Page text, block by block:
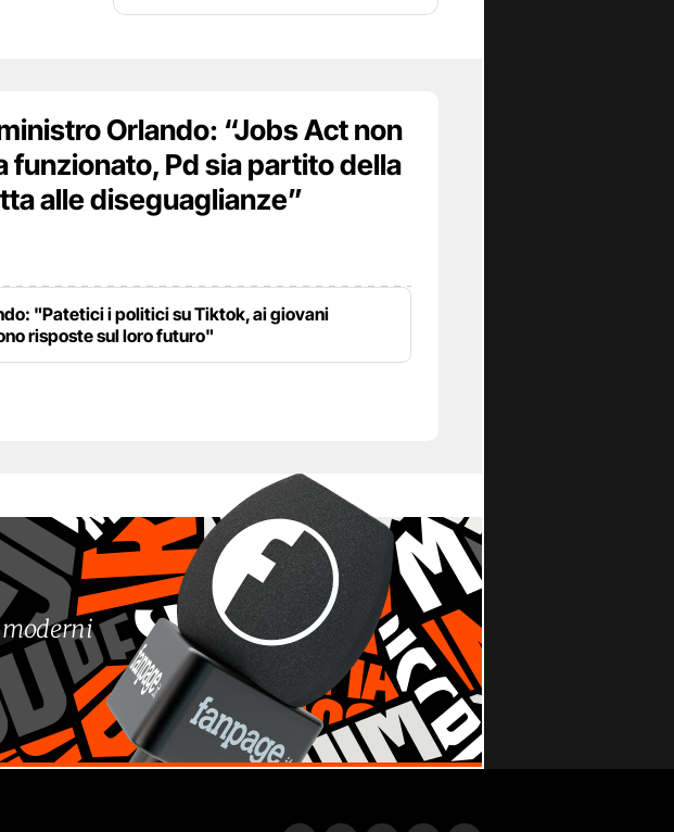
Orlando: “Jobs Act non
funzionato, Pd sia partito della
alle diseguaglianze”
"Patetici i politici su Tiktok, ai giovani
risposte sul loro futuro"